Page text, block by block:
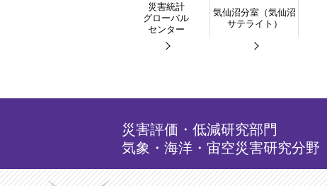
災害統計
グローバル
センター
気仙沼分室（気仙沼
サテライト）
災害評価・低減研究部門
気象・海洋・宙空災害研究分野